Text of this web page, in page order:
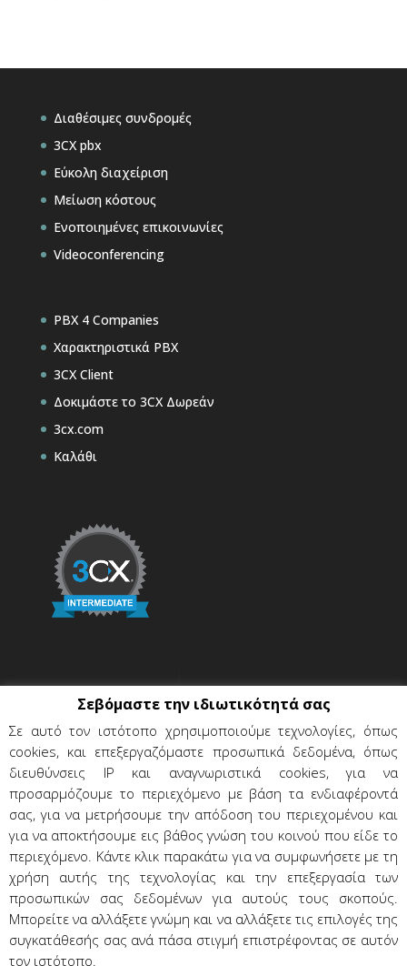
Διαθέσιμες συνδρομές
3CX pbx
Εύκολη διαχείριση
Μείωση κόστους
Ενοποιημένες επικοινωνίες
Videoconferencing
PBX 4 Companies
Χαρακτηριστικά PBX
3CX Client
Δοκιμάστε το 3CX Δωρεάν
3cx.com
Καλάθι
Όροι χρήσης & προϋποθέσεις
Προσωπικά δεδομένα
Επικοινωνία
Σεβόμαστε την ιδιωτικότητά σας
Σε αυτό τον ιστότοπο χρησιμοποιούμε τεχνολογίες, όπως
cookies, και επεξεργαζόμαστε προσωπικά δεδομένα, όπως
διευθύνσεις IP και αναγνωριστικά cookies, για να
προσαρμόζουμε το περιεχόμενο με βάση τα ενδιαφέροντά
σας, για να μετρήσουμε την απόδοση του περιεχομένου και
για να αποκτήσουμε εις βάθος γνώση του κοινού που είδε το
περιεχόμενο. Κάντε κλικ παρακάτω για να συμφωνήσετε με τη
χρήση αυτής της τεχνολογίας και την επεξεργασία των
προσωπικών σας δεδομένων για αυτούς τους σκοπούς.
Μπορείτε να αλλάξετε γνώμη και να αλλάξετε τις επιλογές της
συγκατάθεσής σας ανά πάσα στιγμή επιστρέφοντας σε αυτόν
τον ιστότοπο.